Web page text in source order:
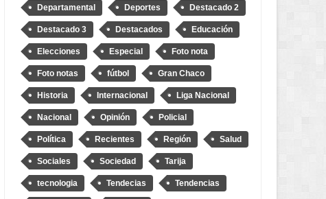
MAY 20, 2026
Departamental Deportes Destacado 2
Destacado 3 Destacados Educación
Elecciones Especial Foto nota
Foto notas fútbol Gran Chaco
Historia Internacional Liga Nacional
Nacional Opinión Policial
Política Recientes Región Salud
Sociales Sociedad Tarija
tecnologia Tendecias Tendencias